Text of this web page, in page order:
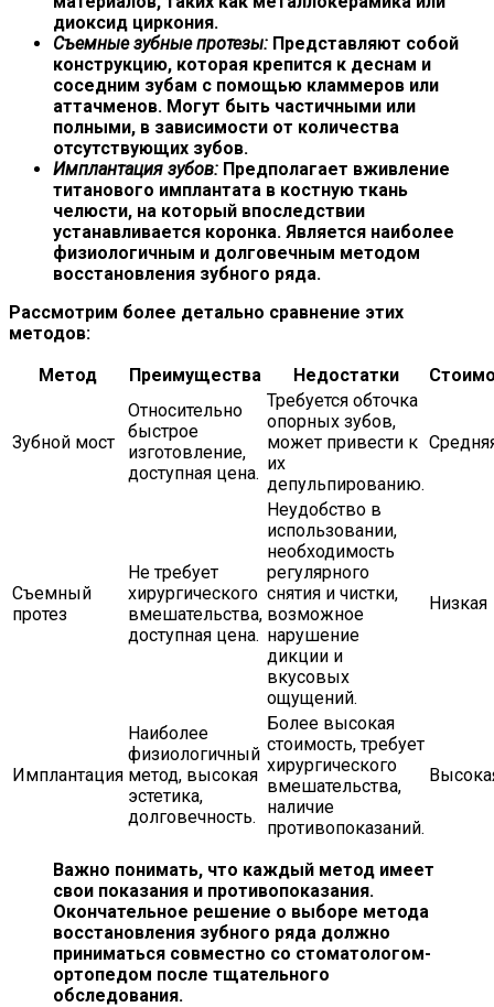
диоксид циркония.
Съемные зубные протезы: Представляют собой
конструкцию, которая крепится к деснам и
соседним зубам с помощью кламмеров или
аттачменов. Могут быть частичными или
полными, в зависимости от количества
отсутствующих зубов.
Имплантация зубов: Предполагает вживление
титанового имплантата в костную ткань
челюсти, на который впоследствии
устанавливается коронка. Является наиболее
физиологичным и долговечным методом
восстановления зубного ряда.
Рассмотрим более детально сравнение этих
методов:
Метод
Преимущества Недостатки
Зубной мост
Относительно
быстрое
изготовление,
доступная цена.
Требуется обточка
опорных зубов,
может привести к
их
депульпированию.
Съемный
протез
Не требует
хирургического
вмешательства,
доступная цена.
Неудобство в
использовании,
необходимость
регулярного
снятия и чистки,
возможное
нарушение
дикции и
вкусовых
ощущений.
Низкая
Имплантация
Наиболее
физиологичный
метод, высокая
эстетика,
долговечность.
Более высокая
стоимость, требует
хирургического
вмешательства,
наличие
противопоказаний.
Важно понимать, что каждый метод имеет
свои показания и противопоказания.
Окончательное решение о выборе метода
восстановления зубного ряда должно
приниматься совместно со стоматологом-
ортопедом после тщательного
обследования.